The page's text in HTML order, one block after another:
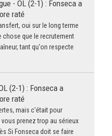
- OL (2-1) : Fonseca a
raté
oui sur le long terme
chose que le recrutement
tant qu'on respecte
(2-1) : Fonseca a
raté
mais c'était pour
prenez trop au sérieux
Si Fonseca doit se faire